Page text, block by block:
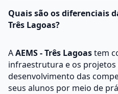
Quais são os diferenciais
Três Lagoas?
AAEMS - Três Lagoastem
infraestrutura e os
desenvolvimento das
seus alunos por meio de